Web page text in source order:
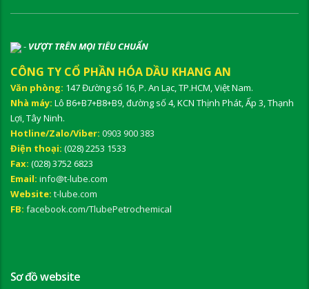
- VƯỢT TRÊN MỌI TIÊU CHUẨN
CÔNG TY CỔ PHẦN HÓA DẦU KHANG AN
Văn phòng: 147 Đường số 16, P. An Lạc, TP.HCM, Việt Nam.
Nhà máy: Lô B6+B7+B8+B9, đường số 4, KCN Thịnh Phát, Ấp 3, Thạnh
Lợi, Tây Ninh.
Hotline/Zalo/Viber: 0903 900 383
Điện thoại: (028) 2253 1533
Fax: (028) 3752 6823
Email: info@t-lube.com
Website: t-lube.com
FB: facebook.com/TlubePetrochemical
Sơ đồ website